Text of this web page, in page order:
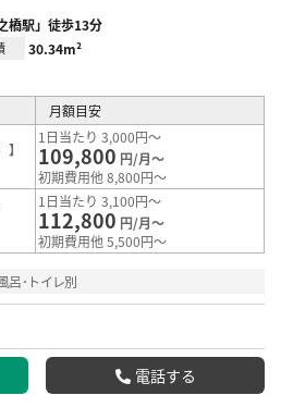
橋駅」徒歩13分
30.34m²
月額目安
1日当たり 3,000円～
109,800 円/月～
初期費用他 8,800円～
1日当たり 3,100円～
112,800 円/月～
初期費用他 5,500円～
呂･トイレ別
電話する